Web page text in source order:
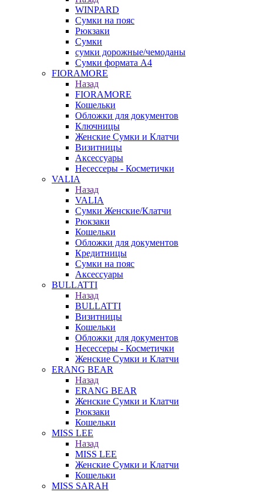
WINPARD
Сумки на пояс
Рюкзаки
Сумки
сумки дорожные/чемоданы
Сумки формата А4
FIORAMORE
Назад
FIORAMORE
Кошельки
Обложки для документов
Ключницы
Женские Сумки и Клатчи
Визитницы
Аксессуары
Несессеры - Косметички
VALIA
Назад
VALIA
Сумки Женские/Клатчи
Рюкзаки
Кошельки
Обложки для документов
Кредитницы
Сумки на пояс
Аксессуары
BULLATTI
Назад
BULLATTI
Визитницы
Кошельки
Обложки для документов
Несессеры - Косметички
Женские Сумки и Клатчи
ERANG BEAR
Назад
ERANG BEAR
Женские Сумки и Клатчи
Рюкзаки
Кошельки
MISS LEE
Назад
MISS LEE
Женские Сумки и Клатчи
Кошельки
MISS SARAH